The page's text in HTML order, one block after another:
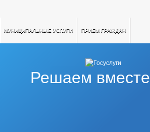
МУНИЦИПАЛЬНЫЕ УСЛУГИ ПРИЕМ ГРАЖДАН
Решаем вместе